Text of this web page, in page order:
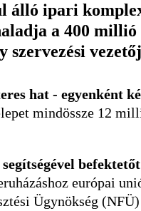
álló ipari
a 400
hat - egyenként
mindössze 12
európai
Ügynökség